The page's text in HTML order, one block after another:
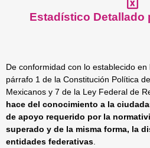
Estadístico Detallado
De conformidad con lo establecido
párrafo 1 de la Constitución Política
Mexicanos y 7 de la Ley Federal de
hace del conocimiento a la
de apoyo requerido por la
superado y de la misma forma, la
entidades federativas